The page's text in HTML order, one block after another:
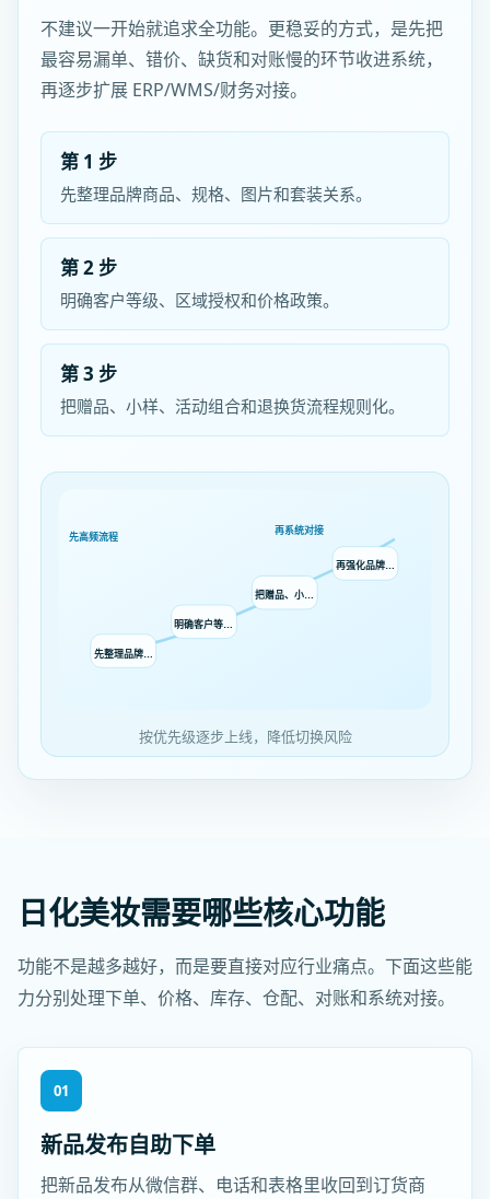
不建议一开始就追求全功能。更稳妥的方式，是先把
最容易漏单、错价、缺货和对账慢的环节收进系统，
再逐步扩展 ERP/WMS/财务对接。
第 1 步
先整理品牌商品、规格、图片和套装关系。
第 2 步
明确客户等级、区域授权和价格政策。
第 3 步
把赠品、小样、活动组合和退换货流程规则化。
先整理品牌…
明确客户等…
把赠品、小…
再强化品牌…
先高频流程
再系统对接
按优先级逐步上线，降低切换风险
日化美妆需要哪些核心功能
功能不是越多越好，而是要直接对应行业痛点。下面这些能
力分别处理下单、价格、库存、仓配、对账和系统对接。
01
新品发布自助下单
把新品发布从微信群、电话和表格里收回到订货商